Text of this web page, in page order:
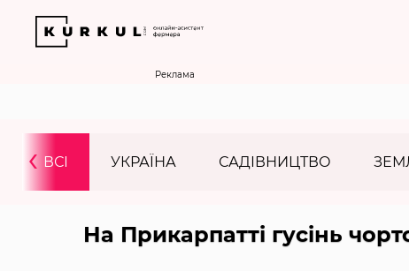
Реклама
ВСІ УКРАЇНА САДІВНИЦТВО
‹
На Прикарпатті гусінь